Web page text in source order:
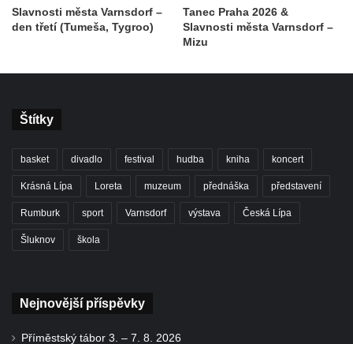
Slavnosti města Varnsdorf –
den třetí (Tumeša, Tygroo)
Tanec Praha 2026 &
Slavnosti města Varnsdorf –
Mizu
Štítky
basket divadlo festival hudba kniha koncert
Krásná Lípa Loreta muzeum přednáška představení
Rumburk sport Varnsdorf výstava Česká Lípa
Šluknov škola
Nejnovější příspěvky
Příměstský tábor 3. – 7. 8. 2026